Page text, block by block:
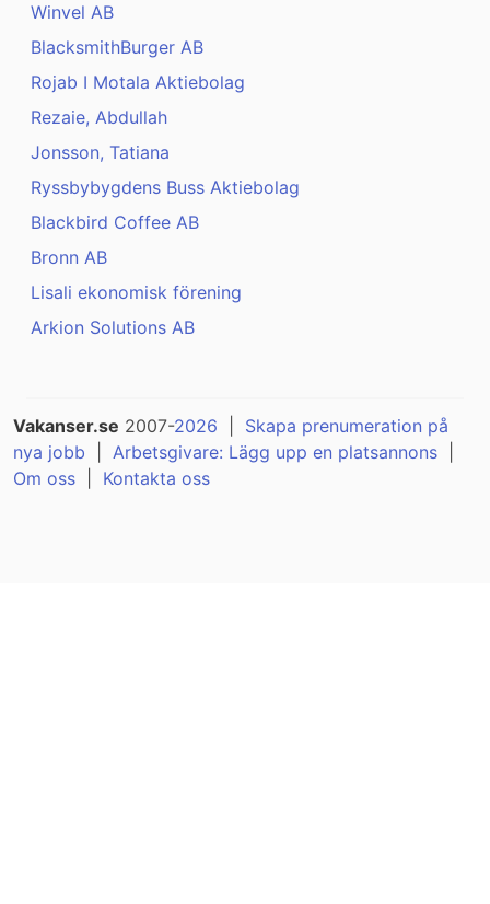
Winvel AB
BlacksmithBurger AB
Rojab I Motala Aktiebolag
Rezaie, Abdullah
Jonsson, Tatiana
Ryssbybygdens Buss Aktiebolag
Blackbird Coffee AB
Bronn AB
Lisali ekonomisk förening
Arkion Solutions AB
Vakanser.se 2007-2026
Skapa prenumeration på
nya jobb
Arbetsgivare: Lägg upp en platsannons
Om oss
Kontakta oss